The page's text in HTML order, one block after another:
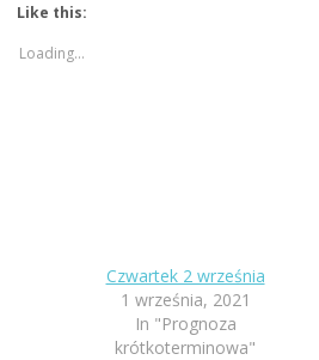
Like this:
Loading...
Czwartek 2 września
1 września, 2021
In "Prognoza
krótkoterminowa"